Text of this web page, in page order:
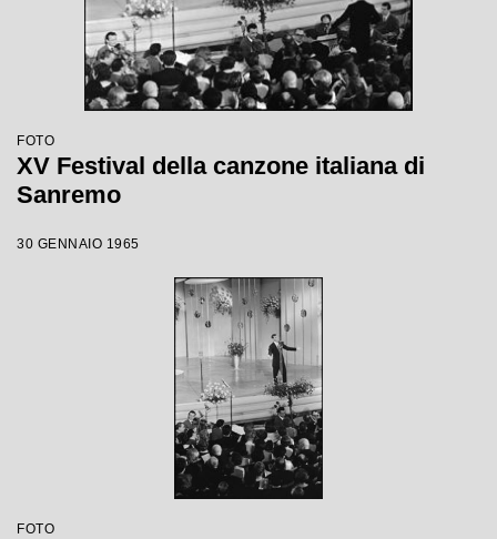
FOTO
XV Festival della canzone italiana di
Sanremo
30 GENNAIO 1965
FOTO